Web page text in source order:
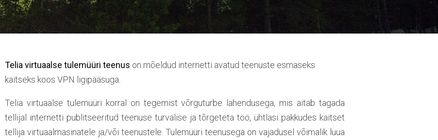
Telia virtuaalse tulemüüri teenus on mõeldud internetti avatud teenuste esmaseks
kaitseks koos VPN ligipääsuga.
Telia virtuaalse tulemüüri korral on tegemist võrguturbe lahendusega, mis aitab tagada
tellijal internetti publitseeritud teenuse turvalise ja tõrgeteta töö, ühtlasi pakkudes kaitset
tellija virtuaalmasinatele ja/või teenustele. Tulemüüri teenusega on vajadusel võimalik luua